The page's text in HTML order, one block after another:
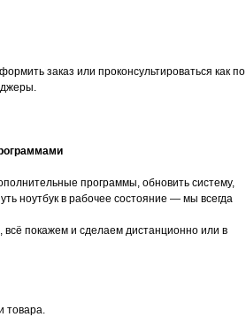
заказ или проконсультироваться как по
программы, обновить систему,
ноутбук в рабочее состояние — мы всегда
покажем и сделаем дистанционно или в
товара.